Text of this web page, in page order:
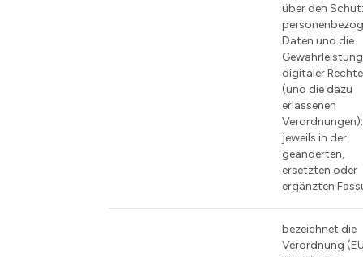
über den
Daten und die
Gewährleistung
digitaler Rechte
(und die dazu
erlassenen
Verordnungen);
jeweils in der
geänderten,
ersetzten oder
ergänzten
bezeichnet die
Verordnung